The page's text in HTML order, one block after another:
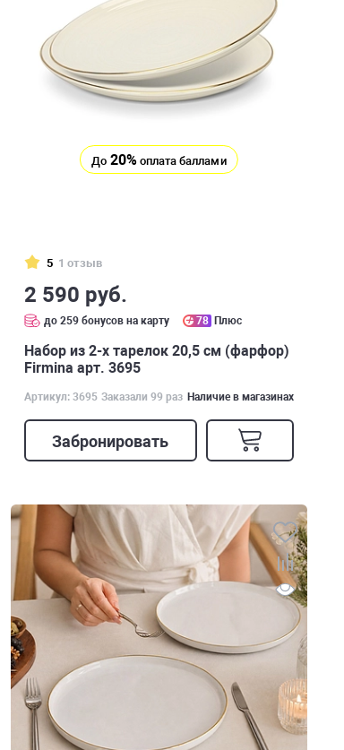
До 20% оплата баллами
5 1 отзыв
2 590 руб.
до 259 бонусов на карту 78 Плюс
Набор из 2-х тарелок 20,5 см (фарфор)
Firmina арт. 3695
Артикул: 3695 Заказали 99 раз Наличие в магазинах
Забронировать